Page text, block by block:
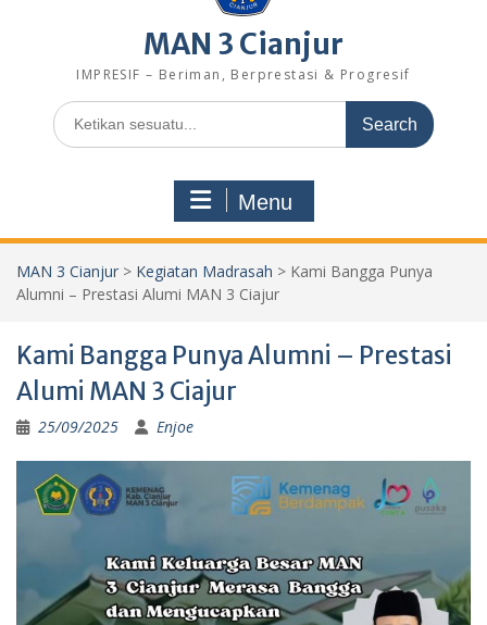
MAN 3 Cianjur
IMPRESIF – Beriman, Berprestasi & Progresif
Search
for:
Menu
MAN 3 Cianjur > Kegiatan Madrasah > Kami Bangga Punya
Alumni – Prestasi Alumi MAN 3 Ciajur
Kami Bangga Punya Alumni – Prestasi
Alumi MAN 3 Ciajur
25/09/2025 Enjoe